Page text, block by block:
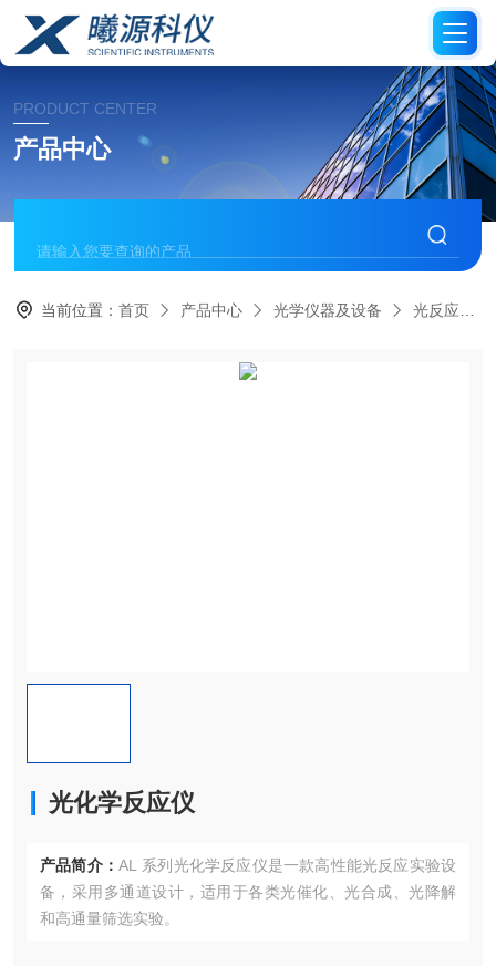
PRODUCT CENTER
产品中心
当前位置：首页 产品中心 光学仪器及设备 光反应仪
光化学反应仪
产品简介： AL 系列光化学反应仪是一款高性能光反应实验设
备，采用多通道设计，适用于各类光催化、光合成、光降解
和高通量筛选实验。